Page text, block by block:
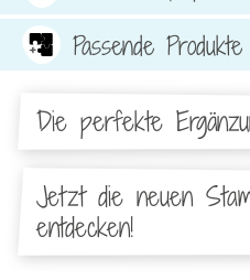
Passende Produkte
Die perfekte
Jetzt die neuen
entdecken!